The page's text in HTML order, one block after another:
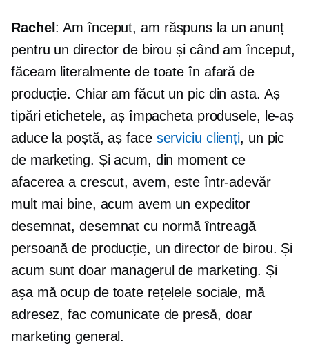
Rachel : Am început, am răspuns la un anunț
pentru un director de birou și când am început,
făceam literalmente de toate în afară de
producție. Chiar am făcut un pic din asta. Aș
tipări etichetele, aș împacheta produsele, le-aș
aduce la poștă, aș face serviciu clienți, un pic
de marketing. Și acum, din moment ce
afacerea a crescut, avem, este într-adevăr
mult mai bine, acum avem un expeditor
desemnat, desemnatcu normă întreagă
persoană de producție, un director de birou. Și
acum sunt doar managerul de marketing. Și
așa mă ocup de toate rețelele sociale, mă
adresez, fac comunicate de presă, doar
marketing general.